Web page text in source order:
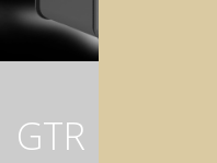
GTR :